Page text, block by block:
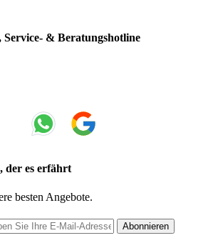
Service- & Beratungshotline
der es erfährt
besten Angebote.
Abonnieren